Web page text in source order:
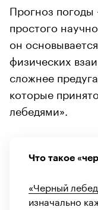
Прогноз
простого
он
физических
сложнее
которые
лебедями».
Что такое
«Черный
изначально